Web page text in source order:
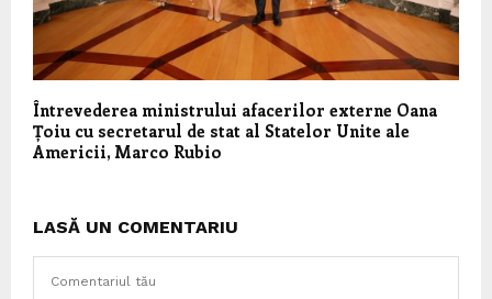
Întrevederea ministrului afacerilor externe Oana
Țoiu cu secretarul de stat al Statelor Unite ale
Americii, Marco Rubio
LASĂ UN COMENTARIU